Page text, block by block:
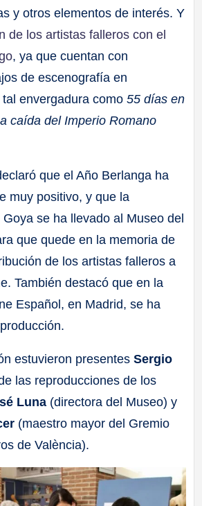
y otros elementos de interés. Y
de los artistas falleros con el
, ya que cuentan con
de escenografía en
tal envergadura como55 días en
caída del Imperio Romano
que el Año Berlanga ha
muy positivo, y que la
se ha llevado al Museo del
que quede en la memoria de
de los artistas falleros a
También destacó que en la
Español, en Madrid, se ha
estuvieron presentesSergio
las reproducciones de los
Luna (directora del Museo) y
(maestro mayor del Gremio
de València).